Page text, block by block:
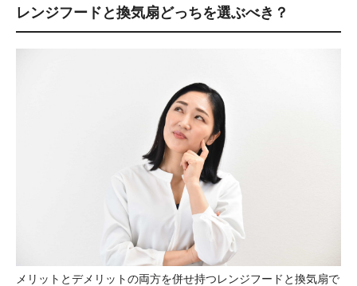
レンジフードと換気扇どっちを選ぶべき？
メリットとデメリットの両方を併せ持つレンジフードと換気扇で